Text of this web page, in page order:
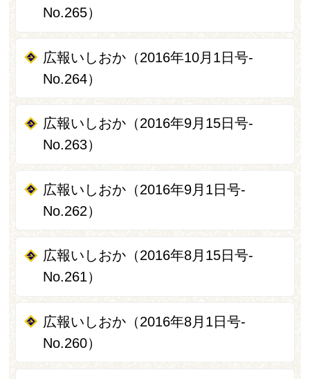
No.265）
広報いしおか（2016年10月1日号-
No.264）
広報いしおか（2016年9月15日号-
No.263）
広報いしおか（2016年9月1日号-
No.262）
広報いしおか（2016年8月15日号-
No.261）
広報いしおか（2016年8月1日号-
No.260）